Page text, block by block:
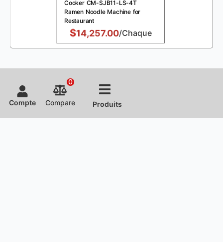
Cooker CM-SJB11-LS-4T
Ramen Noodle Machine for
Restaurant
$14,257.00/Chaque
Compte Compare
0
Produits